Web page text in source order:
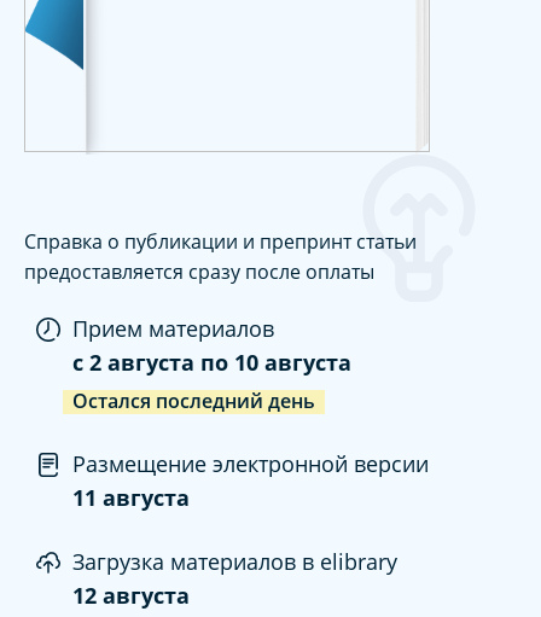
Справка о публикации и препринт статьи
предоставляется сразу после оплаты
Прием материалов
c 2 августа по 10 августа
Остался последний день
Размещение электронной версии
11 августа
Загрузка материалов в elibrary
12 августа